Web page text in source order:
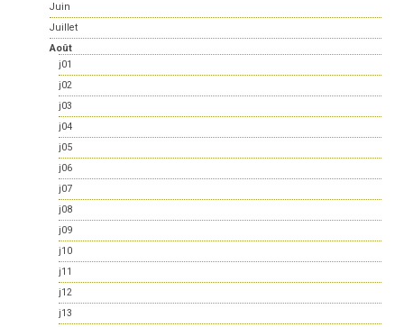
Juin
Juillet
Août
j01
j02
j03
j04
j05
j06
j07
j08
j09
j10
j11
j12
j13